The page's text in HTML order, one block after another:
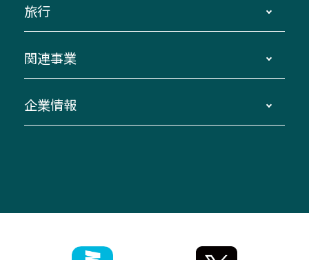
三重交通接近情報バスロケーションシステム
ダイヤ改正情報
迂回・休止について
臨時バスについて
伊勢二見鳥羽周遊バスCANばす
「みえブルーライン」（三重大学病院直通バ
神都ライナー
伊賀～名古屋
南紀～VISON～名古屋
湯の山温泉～名古屋
桑名・長島温泉・金城ふ頭駅～中部国際空港
（休止中）
お客様駐車場のご案内
貸切バスのご利用について
お問い合わせ
旅行
貸切バス団体旅行
美し国周遊ばす
関連事業
自家用自動車車両運行管理
ザ・バスコレクション三重交通バスセット
企業情報
ファンコーナー